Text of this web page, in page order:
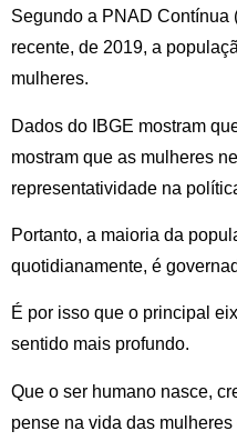
Segundo a PNAD Contínua
recente, de 2019, a
mulheres.
Dados do IBGE mostram
mostram que as mulheres
representatividade na
Portanto, a maioria da
quotidianamente, é
É por isso que o principal
sentido mais profundo.
Que o ser humano nasce,
pense na vida das